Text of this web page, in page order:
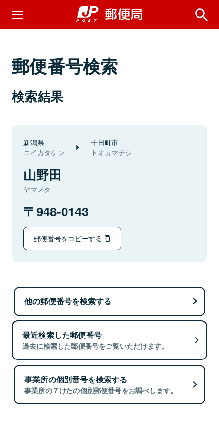
郵便番号検索
検索結果
新潟県
ニイガタケン
十日町市
トオカマチシ
山野田
ヤマノタ
948-0143
郵便番号をコピーする
他の郵便番号を検索する
最近検索した郵便番号
過去に検索した郵便番号をご覧いただけます。
事業所の個別番号を検索する
事業所の７けたの個別郵便番号をお調べします。